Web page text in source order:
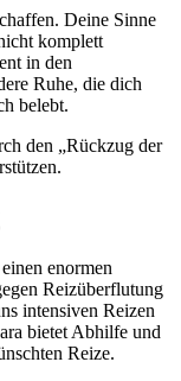
Deine Sinne
komplett
in den
Ruhe, die dich
belebt.
den „Rückzug der
enormen
Reizüberflutung
intensiven Reizen
bietet Abhilfe und
Reize.